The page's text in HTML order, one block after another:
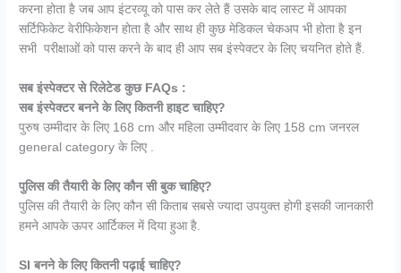
करना होता है जब आप इंटरव्यू को पास कर लेते हैं उसके बाद लास्ट में आपका
सर्टिफिकेट वेरीफिकेशन होता है और साथ ही कुछ मेडिकल चेकअप भी होता है इन
सभी परीक्षाओं को पास करने के बाद ही आप सब इंस्पेक्टर के लिए चयनित होते हैं.
सब इंस्पेक्टर से रिलेटेड कुछ FAQs :
सब इंस्पेक्टर बनने के लिए कितनी हाइट चाहिए?
पुरुष उम्मीदार के लिए 168 cm और महिला उम्मीदवार के लिए 158 cm जनरल
general category के लिए .
पुलिस की तैयारी के लिए कौन सी बुक चाहिए?
पुलिस की तैयारी के लिए कौन सी किताब सबसे ज्यादा उपयुक्त होगी इसकी जानकारी
हमने आपके ऊपर आर्टिकल में दिया हुआ है.
SI बनने के लिए कितनी पढ़ाई चाहिए?